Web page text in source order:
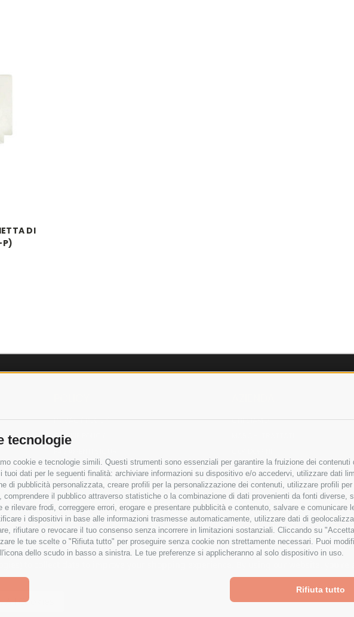
tecnologie
cookie e tecnologie simili. Questi strumenti sono essenziali per garantire la fruizione dei
tuoi dati per le seguenti finalità: archiviare informazioni su dispositivo e/o accedervi, utilizzare dati
di pubblicità personalizzata, creare profili per la personalizzazione dei contenuti, utilizzare profili
il pubblico attraverso statistiche o la combinazione di dati provenienti da fonti
rilevare frodi, correggere errori, erogare e presentare pubblicità e contenuto, salvare e
i dispositivi in base alle informazioni trasmesse automaticamente, utilizzare dati di
rifiutare o revocare il tuo consenso senza incorrere in limitazioni sostanziali. Cliccando su
le tue scelte o "Rifiuta tutto" per proseguire senza cookie non strettamente necessari. Puoi
dello scudo in basso a sinistra. Le tue preferenze si applicheranno al solo dispositivo in uso.
Rifiuta tutto
DI
P)
PRIVACY POLICY
COOKIE POLICY
CHI SIAMO
Bonifico
Bancario
Cookies